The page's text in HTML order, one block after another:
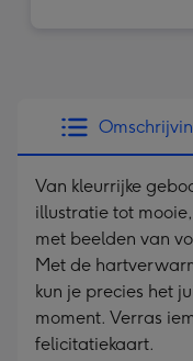
Van kleurrijke
illustratie tot
met beelden van
Met de
kun je precies het
moment. Verras
felicitatiekaart.